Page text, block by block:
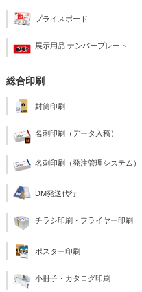
プライスボード
展示用品 ナンバープレート
総合印刷
封筒印刷
名刺印刷（データ入稿）
名刺印刷（発注管理システム）
DM発送代行
チラシ印刷・フライヤー印刷
ポスター印刷
小冊子・カタログ印刷